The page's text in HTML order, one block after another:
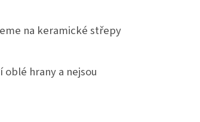
na keramické střepy
hrany a nejsou